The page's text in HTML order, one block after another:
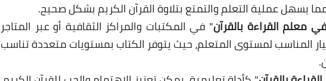
يسهل عملية التعلم والتمتع بتلاوة القرآن الكريم بشكل صحيح.
في معلم القراءة بالقرآن" في المكتبات والمراكز الثقافية أو عبر المتاجر
المناسب لمستوى المتعلم، حيث يتوفر الكتاب بمستويات متعددة تناسب